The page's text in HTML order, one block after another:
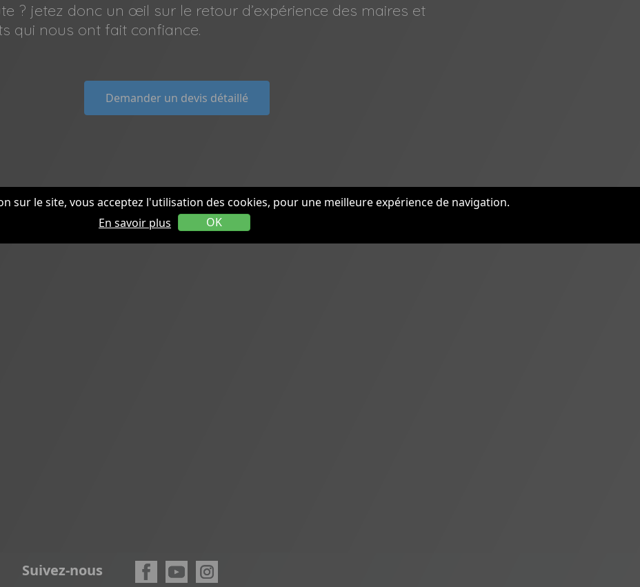
? jetez donc un œil sur le retour d’expérience des maires et
qui nous ont fait confiance.
Demander un devis détaillé
Suivez-nous
sur le site, vous acceptez l'utilisation des cookies, pour une meilleure expérience de navigation.
En savoir plus
OK